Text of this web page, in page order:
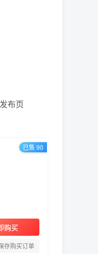
布页
购买
存购买订单
已售 90